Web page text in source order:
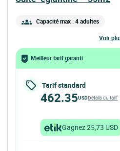
Capacité max : 4 adultes
voir
Meilleur tarif garanti
Tarif standard
462.35USDDétails du tarif
Gagnez 25,73 USD